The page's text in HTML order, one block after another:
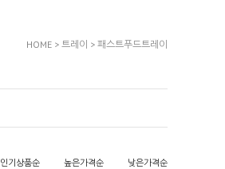
HOME > 트레이 > 패스트푸드트레이
인기상품순 높은가격순 낮은가격순